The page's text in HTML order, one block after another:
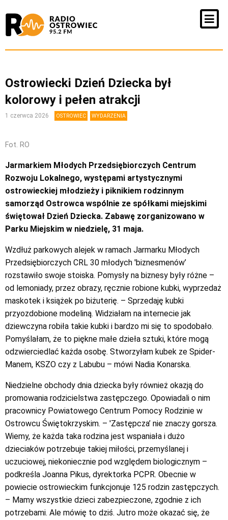
Ostrowiecki Dzień Dziecka był
kolorowy i pełen atrakcji
1 czerwca 2026 OSTROWIEC WYDARZENIA
Fot. RO
Jarmarkiem Młodych Przedsiębiorczych Centrum
Rozwoju Lokalnego, występami artystycznymi
ostrowieckiej młodzieży i piknikiem rodzinnym
samorząd Ostrowca wspólnie ze spółkami miejskimi
świętował Dzień Dziecka. Zabawę zorganizowano w
Parku Miejskim w niedzielę, 31 maja.
Wzdłuż parkowych alejek w ramach Jarmarku Młodych
Przedsiębiorczych CRL 30 młodych 'biznesmenów’
rozstawiło swoje stoiska. Pomysły na biznesy były różne –
od lemoniady, przez obrazy, ręcznie robione kubki, wyprzedaż
maskotek i książek po biżuterię. – Sprzedaję kubki
przyozdobione modeliną. Widziałam na internecie jak
dziewczyna robiła takie kubki i bardzo mi się to spodobało.
Pomyślałam, że to piękne małe dzieła sztuki, które mogą
odzwierciedlać każda osobę. Stworzyłam kubek ze Spider-
Manem, KSZO czy z Labubu – mówi Nadia Konarska.
Niedzielne obchody dnia dziecka były również okazją do
promowania rodzicielstwa zastępczego. Opowiadali o nim
pracownicy Powiatowego Centrum Pomocy Rodzinie w
Ostrowcu Świętokrzyskim. – 'Zastępcza’ nie znaczy gorsza.
Wiemy, że każda taka rodzina jest wspaniała i dużo
dzieciaków potrzebuje takiej miłości, przemyślanej i
uczuciowej, niekoniecznie pod względem biologicznym –
podkreśla Joanna Pikus, dyrektorka PCPR. Obecnie w
powiecie ostrowieckim funkcjonuje 125 rodzin zastępczych.
– Mamy wszystkie dzieci zabezpieczone, zgodnie z ich
potrzebami. Ale mówię to dziś. Jutro może okazać się, że